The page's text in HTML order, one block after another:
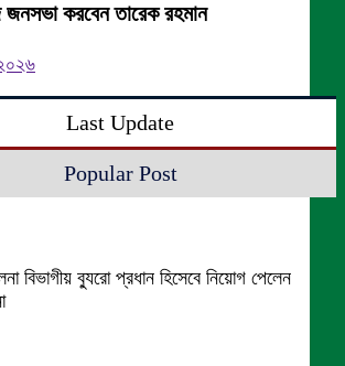
করবেন তারেক রহমান
Last Update
Popular Post
বিভাগীয় ব্যুরো প্রধান হিসেবে নিয়োগ পেলেন